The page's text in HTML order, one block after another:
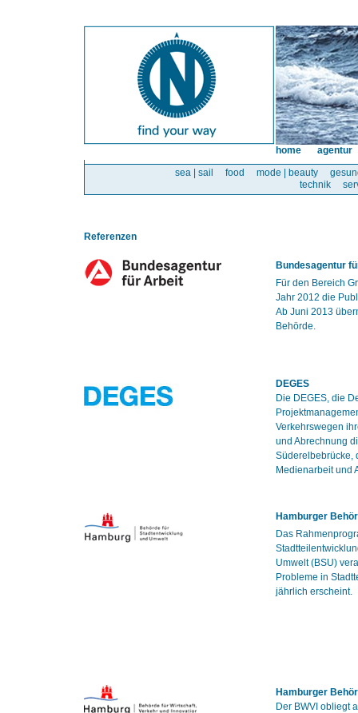
sea | sail food mode | beauty
technik
home agentur
Referenzen
Bundesagentur
Für den Bereich
Jahr 2012 die
Ab Juni 2013
Behörde.
DEGES
Die DEGES, die
Verkehrswegen
und Abrechnung
Süderelbebrücke,
Medienarbeit und
Hamburger
Das
Umwelt (BSU)
Probleme in
jährlich erscheint.
Hamburger
Der BWVI obliegt